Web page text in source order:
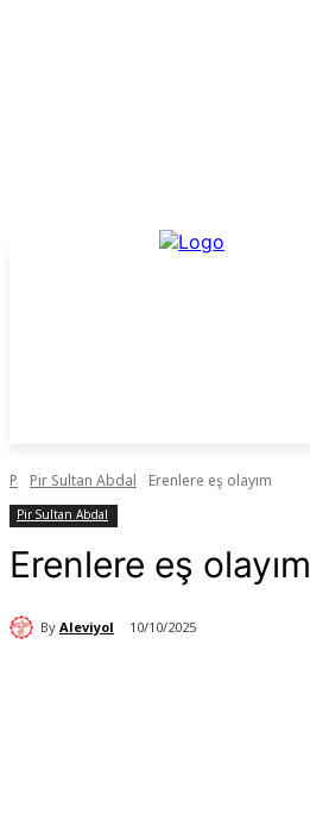
P Pir Sultan Abdal Erenlere eş olayım
Pir Sultan Abdal
Erenlere eş olayım
By Aleviyol 10/10/2025